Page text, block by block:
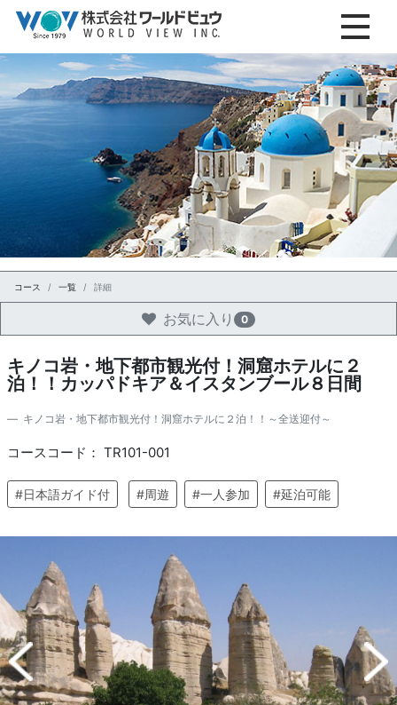
コース 一覧 詳細
お気に入り 0
キノコ岩・地下都市観光付！洞窟ホテルに２
泊！！カッパドキア＆イスタンブール８日間
キノコ岩・地下都市観光付！洞窟ホテルに２泊！！～全送迎付～
コースコード： TR101-001
#日本語ガイド付 #周遊 #一人参加 #延泊可能